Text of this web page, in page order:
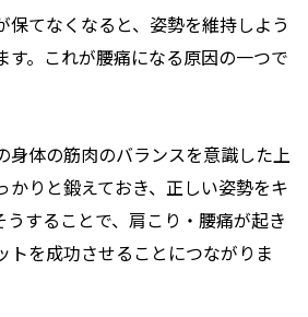
保てなくなると、姿勢を維持しよう
す。これが腰痛になる原因の一つで
身体の筋肉のバランスを意識した上
かりと鍛えておき、正しい姿勢をキ
うすることで、肩こり・腰痛が起き
トを成功させることにつながりま